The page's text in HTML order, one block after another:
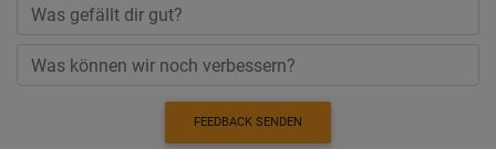
FEEDBACK SENDEN